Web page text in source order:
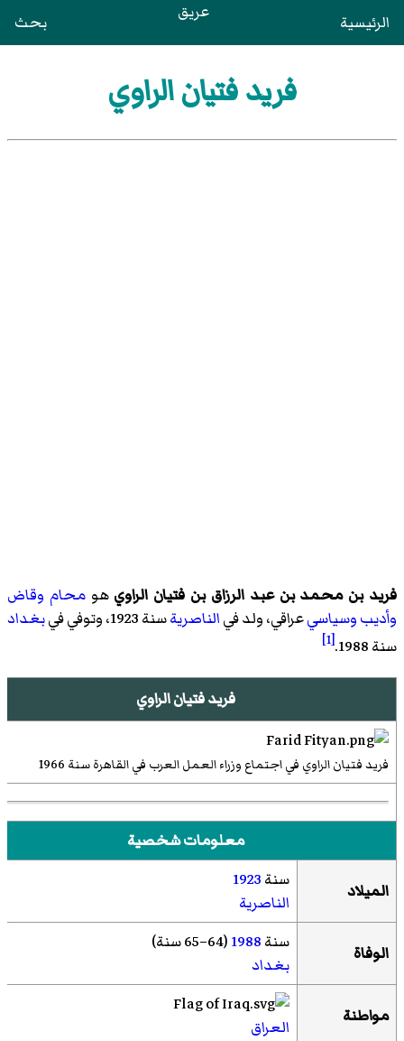
الرئيسية عريق بحث
فريد فتيان الراوي
فريد بن محمد بن عبد الرزاق بن فتيان الراوي هومحام وقاض
وأديبوسياسيعراقي، ولد فيالناصريةسنة 1923، وتوفي في
بغداد
سنة 1988.
[1]
فريد فتيان الراوي
فريد فتيان الراوي في اجتماع وزراء العمل العرب في القاهرة سنة 1966
معلومات شخصية
الميلاد سنة1923
الناصرية
الوفاة سنة1988(64–65 سنة)
بغداد
مواطنة
العراق